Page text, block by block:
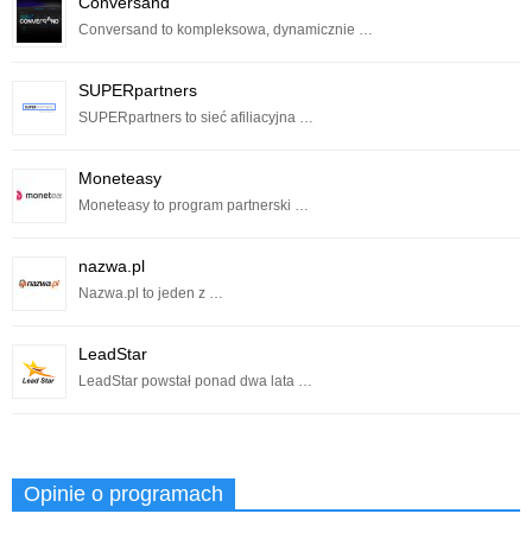
Conversand to kompleksowa, dynamicznie …
SUPERpartners
SUPERpartners to sieć afiliacyjna …
Moneteasy
Moneteasy to program partnerski …
nazwa.pl
Nazwa.pl to jeden z …
LeadStar
LeadStar powstał ponad dwa lata …
Opinie o programach